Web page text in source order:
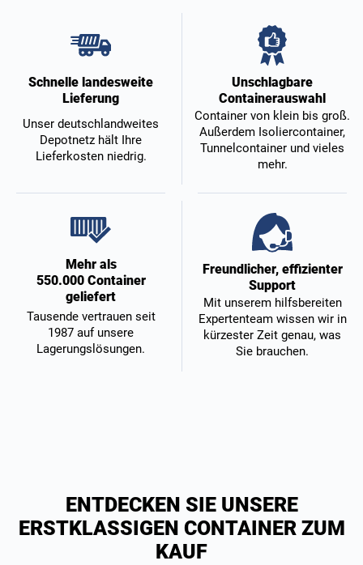
Schnelle landesweite
Lieferung
Unser deutschlandweites
Depotnetz hält Ihre
Lieferkosten niedrig.
Unschlagbare
Containerauswahl
Container von klein bis groß.
Außerdem Isoliercontainer,
Tunnelcontainer und vieles
mehr.
Mehr als
550.000 Container
geliefert
Tausende vertrauen seit
1987 auf unsere
Lagerungslösungen.
Freundlicher, effizienter
Support
Mit unserem hilfsbereiten
Expertenteam wissen wir in
kürzester Zeit genau, was
Sie brauchen.
ENTDECKEN SIE UNSERE
ERSTKLASSIGEN CONTAINER ZUM
KAUF